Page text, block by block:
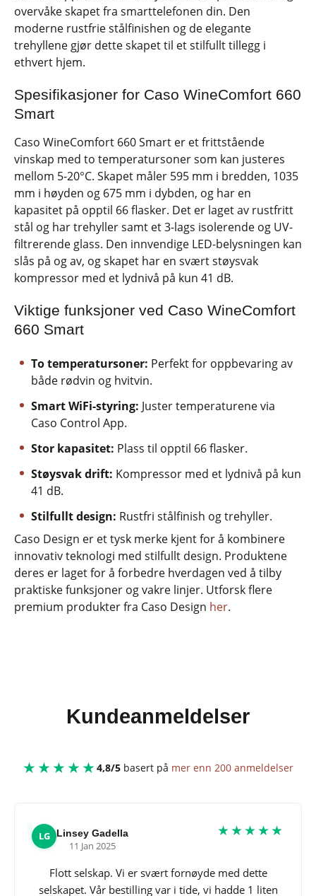
overvåke skapet fra smarttelefonen din. Den
moderne rustfrie stålfinishen og de elegante
trehyllene gjør dette skapet til et stilfullt tillegg i
ethvert hjem.
Spesifikasjoner for Caso WineComfort 660
Smart
Caso WineComfort 660 Smart er et frittstående
vinskap med to temperatursoner som kan justeres
mellom 5-20°C. Skapet måler 595 mm i bredden, 1035
mm i høyden og 675 mm i dybden, og har en
kapasitet på opptil 66 flasker. Det er laget av rustfritt
stål og har trehyller samt et 3-lags isolerende og UV-
filtrerende glass. Den innvendige LED-belysningen kan
slås på og av, og skapet har en svært støysvak
kompressor med et lydnivå på kun 41 dB.
Viktige funksjoner ved Caso WineComfort
660 Smart
To temperatursoner: Perfekt for oppbevaring av
både rødvin og hvitvin.
Smart WiFi-styring: Juster temperaturene via
Caso Control App.
Stor kapasitet: Plass til opptil 66 flasker.
Støysvak drift: Kompressor med et lydnivå på kun
41 dB.
Stilfullt design: Rustfri stålfinish og trehyller.
Caso Design er et tysk merke kjent for å kombinere
innovativ teknologi med stilfullt design. Produktene
deres er laget for å forbedre hverdagen ved å tilby
praktiske funksjoner og vakre linjer. Utforsk flere
premium produkter fra Caso Design her.
Kundeanmeldelser
★★★★★ 4,8/5 basert på mer enn 200 anmeldelser
LG Linsey Gadella
11 Jan 2025
★★★★★
Flott selskap. Vi er svært fornøyde med dette
selskapet. Vår bestilling var i tide, vi hadde 1 liten